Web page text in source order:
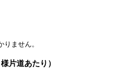
ません。
片道あたり）